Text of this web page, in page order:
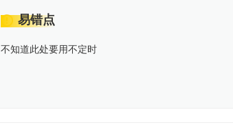
易错点
不知道此处要用不定时